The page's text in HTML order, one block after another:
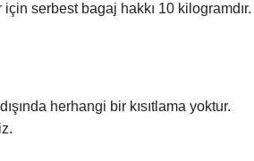
serbest bagaj hakkı 10 kilogramdır.
herhangi bir kısıtlama yoktur.